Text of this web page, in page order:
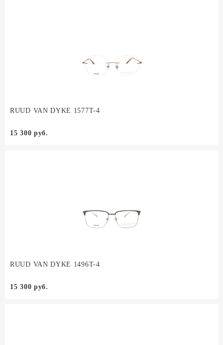
RUUD VAN DYKE 1577T-4
15 300 руб.
RUUD VAN DYKE 1496T-4
15 300 руб.